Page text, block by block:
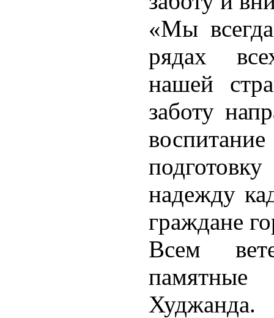
«Мы
рядах
нашей
заботу
надежду
граждане
Всем
Худжанда.